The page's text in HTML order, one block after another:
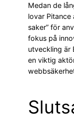
Medan de
lovar Pitance
saker” för
fokus på
utveckling är
en viktig